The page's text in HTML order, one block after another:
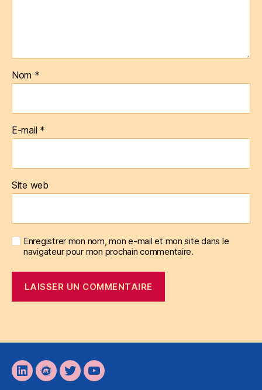
Nom *
E-mail *
Site web
Enregistrer mon nom, mon e-mail et mon site dans le
navigateur pour mon prochain commentaire.
LinkedInMeetupTwitterYouTube